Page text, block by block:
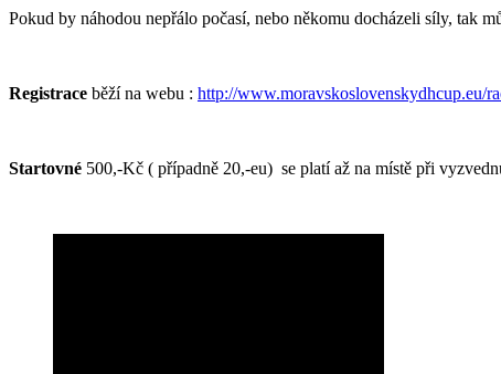
Pokud by náhodou nepřálo počasí, nebo někomu docházeli síly, tak
Registrace běží na webu : http://www.moravskoslovenskydhcup.eu/
Startovné 500,-Kč ( případně 20,-eu) se platí až na místě při